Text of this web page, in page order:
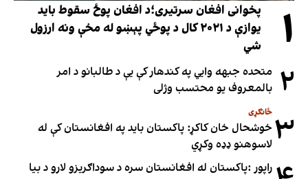
۱
پخوانی افغان سرتیری؛د افغان پوځ سقوط باید
یوازې د ۲۰۲۱ کال د پوځي پېښو له مخې ونه ارزول
شي
۲ متحده جبهه وايي په کندهار کې یې د طالبانو د امر
بالمعروف یو محتسب وژلی
۳ ځانګړی
خوشحال خان کاکړ: پاکستان بايد په افغانستان کې له
لاسوهنو ډډه وکړي
راپور :پاکستان له افغانستان سره د سوداګریزو لارو د بیا